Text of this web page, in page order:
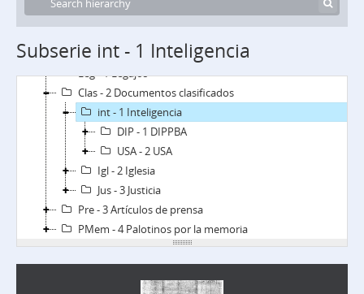
Subserie int - 1 Inteligencia
PVMJ - Fondo Palotinos por la Memoria, la Verdad y la Justicia
Leg - 1 Legajos
Clas - 2 Documentos clasificados
int - 1 Inteligencia
DIP - 1 DIPPBA
USA - 2 USA
Igl - 2 Iglesia
Jus - 3 Justicia
Pre - 3 Artículos de prensa
PMem - 4 Palotinos por la memoria